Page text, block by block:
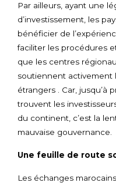
Par ailleurs, ayant une
d’investissement, les
bénéficier de
faciliter les procédures
que les centres
soutiennent activement
étrangers . Car, jusqu’à
trouvent les
du continent, c’est la
mauvaise gouvernance.
Une feuille de route
Les échanges